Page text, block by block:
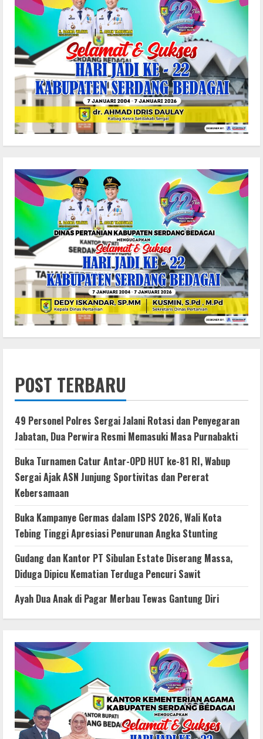
POST TERBARU
49 Personel Polres Sergai Jalani Rotasi dan Penyegaran
Jabatan, Dua Perwira Resmi Memasuki Masa Purnabakti
Buka Turnamen Catur Antar-OPD HUT ke-81 RI, Wabup
Sergai Ajak ASN Junjung Sportivitas dan Pererat
Kebersamaan
Buka Kampanye Germas dalam ISPS 2026, Wali Kota
Tebing Tinggi Apresiasi Penurunan Angka Stunting
Gudang dan Kantor PT Sibulan Estate Diserang Massa,
Diduga Dipicu Kematian Terduga Pencuri Sawit
Ayah Dua Anak di Pagar Merbau Tewas Gantung Diri